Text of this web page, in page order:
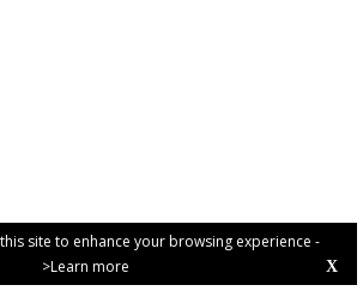
site to enhance your browsing experience -
>Learn more
X